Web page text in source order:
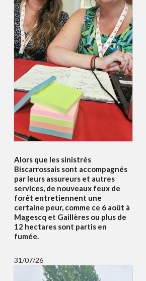
Alors que les sinistrés
Biscarrossais sont accompagnés
par leurs assureurs et autres
services, de nouveaux feux de
forêt entretiennent une
certaine peur, comme ce 6 août à
Magescq et Gaillères ou plus de
12 hectares sont partis en
fumée.
31/07/26